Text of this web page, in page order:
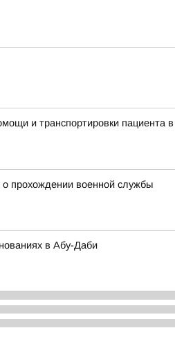
и транспортировки пациента в
прохождении военной службы
в Абу-Даби